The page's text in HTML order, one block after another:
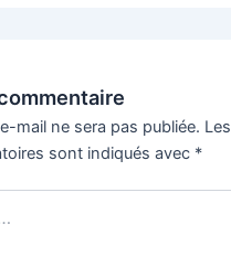
mail ne sera pas publiée. Les
sont indiqués avec *